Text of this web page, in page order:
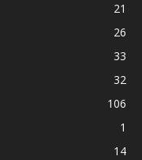
21
26
33
32
106
1
14